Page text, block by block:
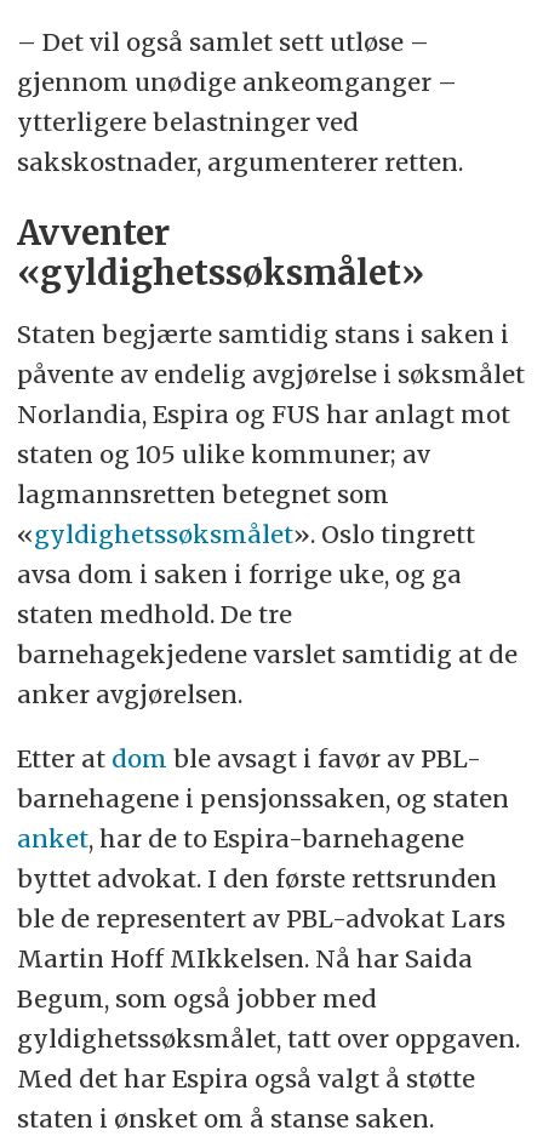
– Det vil også samlet sett utløse –
gjennom unødige ankeomganger –
ytterligere belastninger ved
sakskostnader, argumenterer retten.
Avventer
«gyldighetssøksmålet»
Staten begjærte samtidig stans i saken i
påvente av endelig avgjørelse i søksmålet
Norlandia, Espira og FUS har anlagt mot
staten og 105 ulike kommuner; av
lagmannsretten betegnet som
«gyldighetssøksmålet». Oslo tingrett
avsa dom i saken i forrige uke, og ga
staten medhold. De tre
barnehagekjedene varslet samtidig at de
anker avgjørelsen.
Etter at dom ble avsagt i favør av PBL-
barnehagene i pensjonssaken, og staten
anket, har de to Espira-barnehagene
byttet advokat. I den første rettsrunden
ble de representert av PBL-advokat Lars
Martin Hoff MIkkelsen. Nå har Saida
Begum, som også jobber med
gyldighetssøksmålet, tatt over oppgaven.
Med det har Espira også valgt å støtte
staten i ønsket om å stanse saken.